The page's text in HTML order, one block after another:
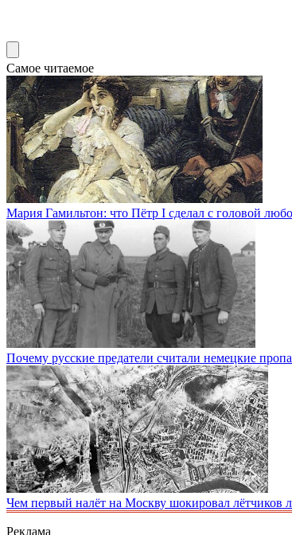
Самое читаемое
Мария Гамильтон: что Пётр I сделал с головой
Почему русские предатели считали немецкие
Чем первый налёт на Москву шокировал лётчиков
Реклама